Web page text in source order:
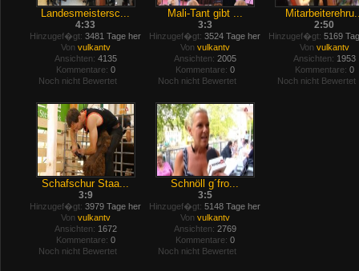
Landesmeistersc...
4:33
Hinzugef�gt: 3481 Tage her
Von vulkantv
Ansichten: 4135
Kommentare: 0
Noch nicht Bewertet
Mali-Tant gibt ...
3:3
Hinzugef�gt: 3524 Tage her
Von vulkantv
Ansichten: 2005
Kommentare: 0
Noch nicht Bewertet
2:50
Hinzugef�gt: 5169
Von vulkantv
Ansichten: 1953
Kommentare: 0
Noch nicht Bewertet
Schafschur Staa...
3:9
Hinzugef�gt: 3979 Tage her
Von vulkantv
Ansichten: 1672
Kommentare: 0
Noch nicht Bewertet
Schnöll g´fro...
3:5
Hinzugef�gt: 5148 Tage her
Von vulkantv
Ansichten: 2769
Kommentare: 0
Noch nicht Bewertet